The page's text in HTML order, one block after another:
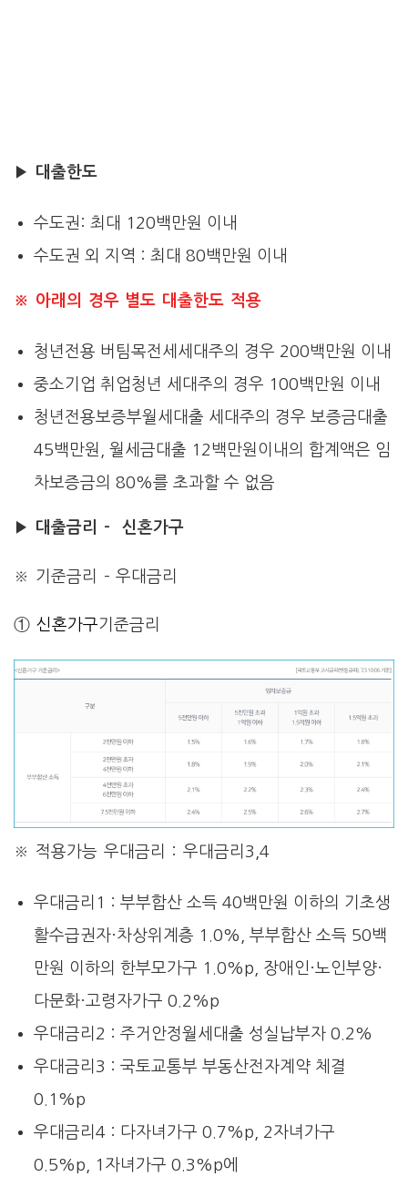
▶ 대출한도
수도권: 최대 120백만원 이내
수도권 외 지역 : 최대 80백만원 이내
※ 아래의 경우 별도 대출한도 적용
청년전용 버팀목전세세대주의 경우 200백만원 이내
중소기업 취업청년 세대주의 경우 100백만원 이내
청년전용보증부월세대출 세대주의 경우 보증금대출
45백만원, 월세금대출 12백만원이내의 합계액은 임
차보증금의 80%를 초과할 수 없음
▶ 대출금리 – 신혼가구
※ 기준금리 – 우대금리
① 신혼가구기준금리
※ 적용가능 우대금리 : 우대금리3,4
우대금리1 : 부부합산 소득 40백만원 이하의 기초생
활수급권자·차상위계층 1.0%, 부부합산 소득 50백
만원 이하의 한부모가구 1.0%p, 장애인·노인부양·
다문화·고령자가구 0.2%p
우대금리2 : 주거안정월세대출 성실납부자 0.2%
우대금리3 : 국토교통부 부동산전자계약 체결
0.1%p
우대금리4 : 다자녀가구 0.7%p, 2자녀가구
0.5%p, 1자녀가구 0.3%p에